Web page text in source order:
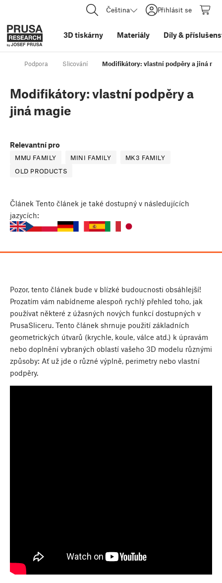
Čeština Přihlásit se
3D tiskárny Materiály Díly&
Podpora Slicování Modifikátory: vlastní podpěry a jiná
Modifikátory: vlastní podpěry a
jiná magie
Relevantní pro
MMU FAMILY MINI FAMILY
MK3 FAMILY
OLD PRODUCTS
Článek Tento článek je také dostupný v následujících
jazycích:
Pozor, tento článek bude v blízké budoucnosti obsáhlejší!
Prozatím vám nabídneme alespoň rychlý přehled toho, jak
používat některé z úžasných nových funkcí dostupných v
PrusaSliceru. Tento článek shrnuje použití základních
geometrických útvarů (krychle, koule, válce atd.) k úpravám
nebo doplnění vybraných oblastí vašeho 3D modelu různými
způsoby: Ať už jde o různé výplně, perimetry nebo vlastní
podpěry.